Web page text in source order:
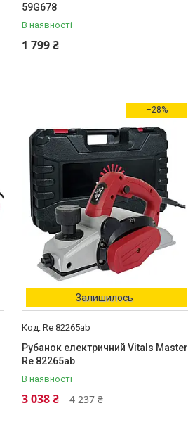
59G678
В наявності
1 799 ₴
–28%
Залишилось
Re 82265ab
Рубанок електричний Vitals Master
Re 82265ab
В наявності
4 237 ₴
3 038 ₴